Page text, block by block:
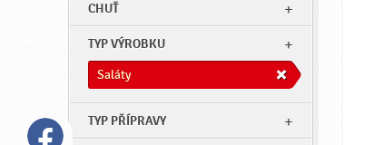
CHUŤ
TYP VÝROBKU
Saláty
TYP PŘÍPRAVY